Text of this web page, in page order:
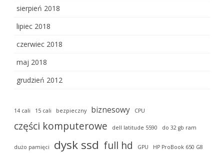
sierpień 2018
lipiec 2018
czerwiec 2018
maj 2018
grudzień 2012
14 cali 15 cali bezpieczny biznesowy CPU
części komputerowe dell latitude 5590 do 32 gb ram
dużo pamięci dysk ssd full hd GPU HP ProBook 650 G8